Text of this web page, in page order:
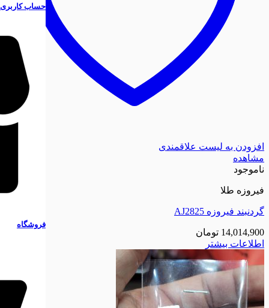
افزودن به لیست علاقمندی
مشاهده
ناموجود
فیروزه طلا
گردنبند فیروزه AJ2825
14,014,900 تومان
اطلاعات بیشتر
حساب کاربری
فروشگاه